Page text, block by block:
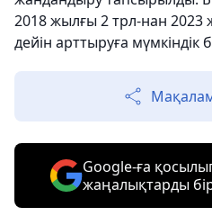
2018 жылғы 2 трл-нан 2023
дейін арттыруға мүмкіндік
Google-ға
жаңалықтарды